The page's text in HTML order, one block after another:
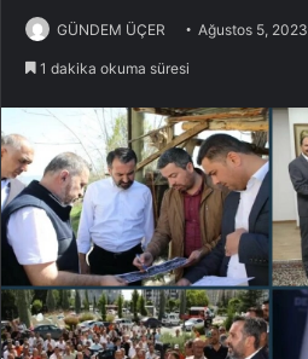
GÜNDEM ÜÇER Ağustos 5, 2023
1 dakika okuma süresi